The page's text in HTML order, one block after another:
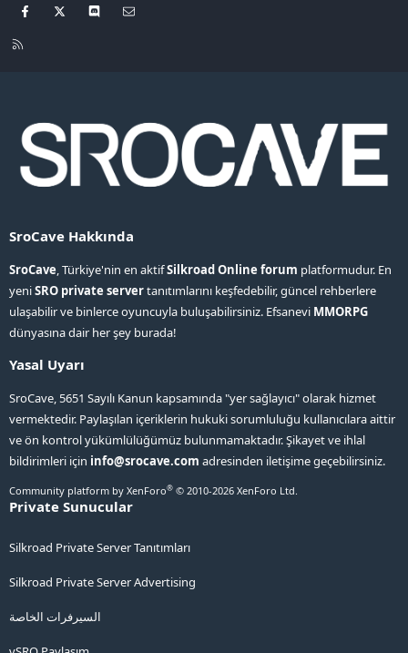
Facebook Discord
R
SroCave Hakkında
SroCave, Türkiye'nin en aktifSilkroad Online forum platformudur. En
yeniSRO private servertanıtımlarını keşfedebilir, güncel rehberlere
ulaşabilir ve binlerce oyuncuyla buluşabilirsiniz. Efsanevi MMORPG
dünyasına dair her şey burada!
Yasal Uyarı
SroCave, 5651 Sayılı Kanun kapsamında "yer sağlayıcı" olarak hizmet
vermektedir. Paylaşılan içeriklerin hukuki sorumluluğu kullanıcılara aittir
ve ön kontrol yükümlülüğümüz bulunmamaktadır. Şikayet ve ihlal
bildirimleri için info@srocave.com adresinden iletişime geçebilirsiniz.
Community platform by XenForo® © 2010-2026 XenForo Ltd.
Private Sunucular
Silkroad Private Server Tanıtımları
Silkroad Private Server Advertising
السيرفرات الخاصة